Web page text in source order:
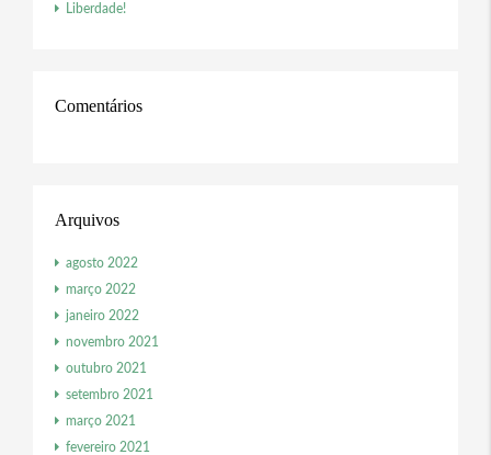
Liberdade!
Comentários
Arquivos
agosto 2022
março 2022
janeiro 2022
novembro 2021
outubro 2021
setembro 2021
março 2021
fevereiro 2021